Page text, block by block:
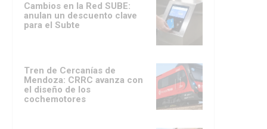
Cambios en la Red SUBE:
anulan un descuento clave
para el Subte
Tren de Cercanías de
Mendoza: CRRC avanza con
el diseño de los
cochemotores